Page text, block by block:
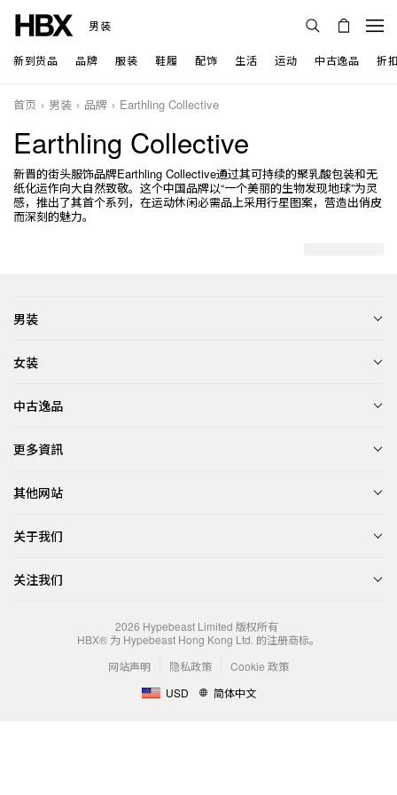
男装
新到货品 品牌 服装 鞋履 配饰 生活 运动 中古逸品 折
首页 男装 品牌 Earthling Collective
Earthling Collective
新晋的街头服饰品牌Earthling Collective通过其可持续的聚乳酸包装和无
纸化运作向大自然致敬。这个中国品牌以“一个美丽的生物发现地球”为灵
感，推出了其首个系列，在运动休闲必需品上采用行星图案，营造出俏皮
而深刻的魅力。
男装
女装
中古逸品
更多資訊
其他网站
关于我们
关注我们
2026 Hypebeast Limited 版权所有
HBX® 为 Hypebeast Hong Kong Ltd. 的注册商标。
网站声明
隐私政策
Cookie 政策
USD
简体中文